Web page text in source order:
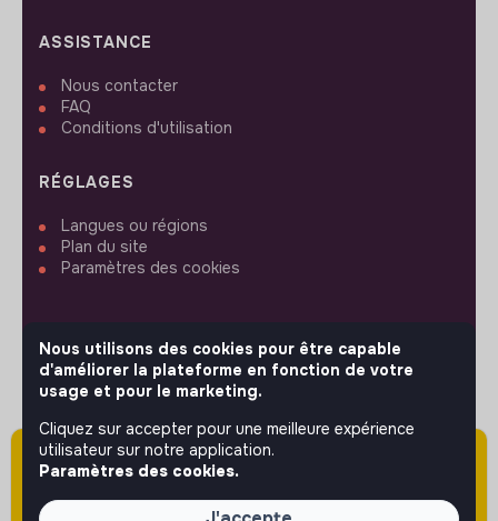
Attention cette annonce a été publiée il y a
plus de 60 jours (le 05/03/2026) et est sans
doute expirée ou non mise à jour.
ASSISTANCE
Nous contacter
FAQ
Conditions d'utilisation
RÉGLAGES
Langues ou régions
Plan du site
Paramètres des cookies
SUIVEZ-NOUS
© 2026 jobs that makesense.
Nous utilisons des cookies pour être capable
d'améliorer la plateforme en fonction de votre
usage et pour le marketing.
Cliquez sur accepter pour une meilleure expérience
utilisateur sur notre application.
Paramètres des cookies.